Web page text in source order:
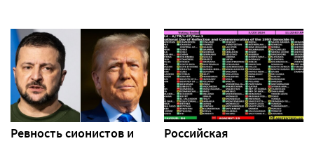
Ревность сионистов и
Российская